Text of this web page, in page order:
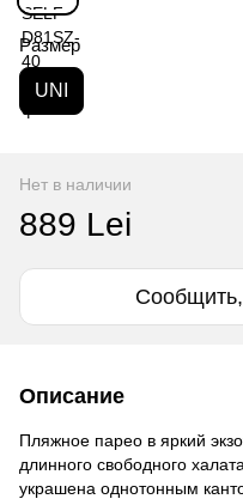
Размер
UNI
Нет в наличии
889 Lei
Сообщить,
Описание
Пляжное парео в яркий
длинного свободного
украшена однотонным